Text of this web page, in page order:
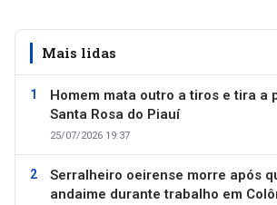
Mais lidas
Homem mata outro a tiros e tira a
Santa Rosa do Piauí
25/07/2026 19:37
Serralheiro oeirense morre após
andaime durante trabalho em